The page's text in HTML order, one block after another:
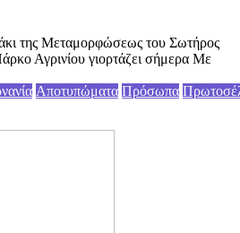
της Μεταμορφώσεως του Σωτήρος
Αγρινίου γιορτάζει σήμερα Με
Αποτυπώματα Πρόσωπα